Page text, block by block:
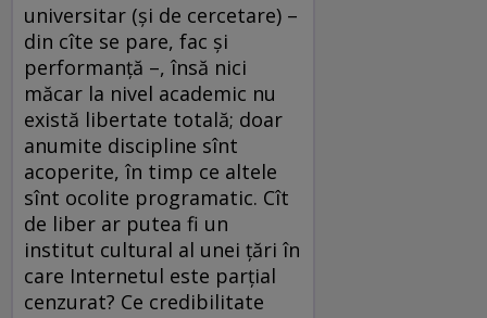
universitar (şi de cercetare) –
din cîte se pare, fac şi
performanţă –, însă nici
măcar la nivel academic nu
există libertate totală; doar
anumite discipline sînt
acoperite, în timp ce altele
sînt ocolite programatic. Cît
de liber ar putea fi un
institut cultural al unei ţări în
care Internetul este parţial
cenzurat? Ce credibilitate